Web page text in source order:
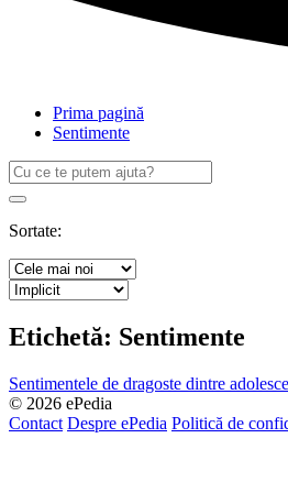
Prima pagină
Sentimente
Caută
după:
Search
Sortate:
Etichetă: Sentimente
Sentimentele de dragoste dintre
© 2026 ePedia
Contact Despre ePedia Politică de